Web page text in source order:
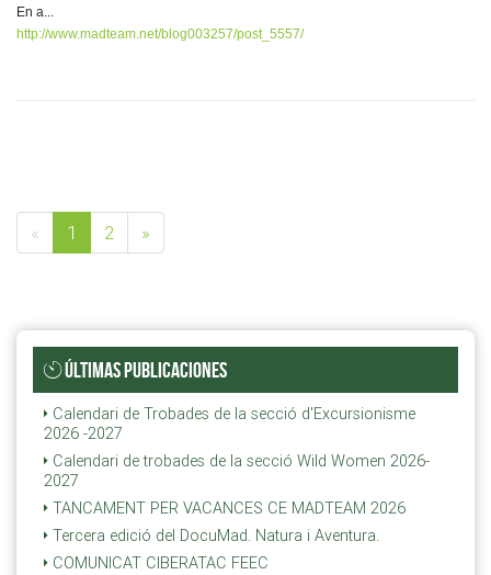
En a...
http://www.madteam.net/blog003257/post_5557/
« 1 2 »
ÚLTIMAS PUBLICACIONES
Calendari de Trobades de la secció d'Excursionisme
2026 -2027
Calendari de trobades de la secció Wild Women 2026-
2027
TANCAMENT PER VACANCES CE MADTEAM 2026
Tercera edició del DocuMad. Natura i Aventura.
COMUNICAT CIBERATAC FEEC